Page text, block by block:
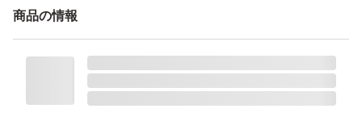
購入後の返品交換は、すり替えの可能性から承りません。
よろしくお願いいたします。
商品の情報